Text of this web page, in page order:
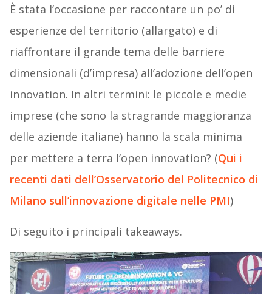
È stata l’occasione per raccontare un po’ di
esperienze del territorio (allargato) e di
riaffrontare il grande tema delle barriere
dimensionali (d’impresa) all’adozione dell’open
innovation. In altri termini: le piccole e medie
imprese (che sono la stragrande maggioranza
delle aziende italiane) hanno la scala minima
per mettere a terra l’open innovation? (Qui i
recenti dati dell’Osservatorio del Politecnico di
Milano sull’innovazione digitale nelle PMI)
Di seguito i principali takeaways.